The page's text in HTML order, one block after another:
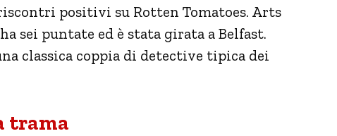
positivi su Rotten Tomatoes. Arts
sei puntate ed è stata girata a Belfast.
classica coppia di detective tipica dei
trama